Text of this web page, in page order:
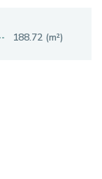
188.72 (m²)